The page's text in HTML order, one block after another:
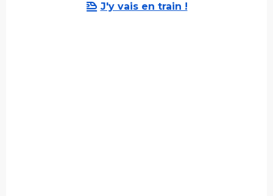
J'y vais en train !